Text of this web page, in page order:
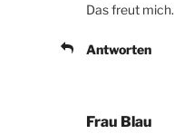
Das freut mich.
Antworten
Frau Blau